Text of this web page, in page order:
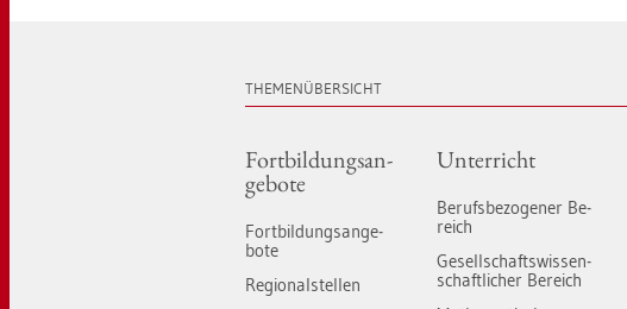
THE­MEN­ÜBER­SICHT
Fort­bil­dungs­an­
ge­bo­te
Fort­bil­dungs­an­ge­
bo­te
Re­gio­nal­stel­len
Un­ter­richt
Be­rufs­be­zo­ge­ner Be­
reich
Ge­sell­schafts­wis­sen­
schaft­li­cher Be­reich